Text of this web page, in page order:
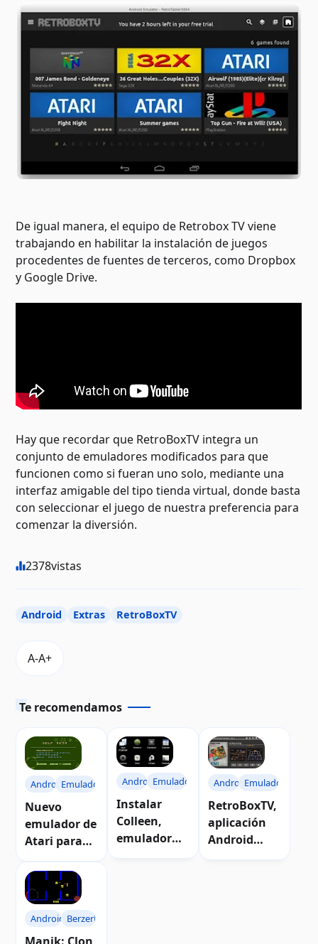
De igual manera, el equipo de Retrobox TV viene
trabajando en habilitar la instalación de juegos
procedentes de fuentes de terceros, como Dropbox
y Google Drive.
Hay que recordar que RetroBoxTV integra un
conjunto de emuladores modificados para que
funcionen como si fueran uno solo, mediante una
interfaz amigable del tipo tienda virtual, donde basta
con seleccionar el juego de nuestra preferencia para
comenzar la diversión.
2378vistas
Android Extras RetroBoxTV
Te recomendamos
AndroidEmuladores
Nuevo
emulador de
Atari para
AndroidEmuladores
Instalar
Colleen,
emulador
AndroidEmuladores
RetroBoxTV,
aplicación
Android
Android Berzerk